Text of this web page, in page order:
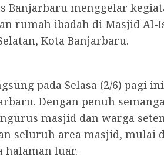
Banjarbaru menggelar
rumah ibadah di Masjid Al-
Kota Banjarbaru.
pada Selasa (2/6) pagi
Dengan penuh
masjid dan warga
seluruh area masjid, mulai
halaman luar.